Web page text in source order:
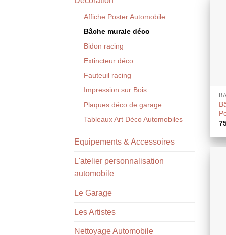
Affiche Poster Automobile
Bâche murale déco
Bidon racing
Extincteur déco
Fauteuil racing
Impression sur Bois
Plaques déco de garage
Tableaux Art Déco Automobiles
Equipements & Accessoires
L'atelier personnalisation
automobile
Le Garage
Les Artistes
Nettoyage Automobile